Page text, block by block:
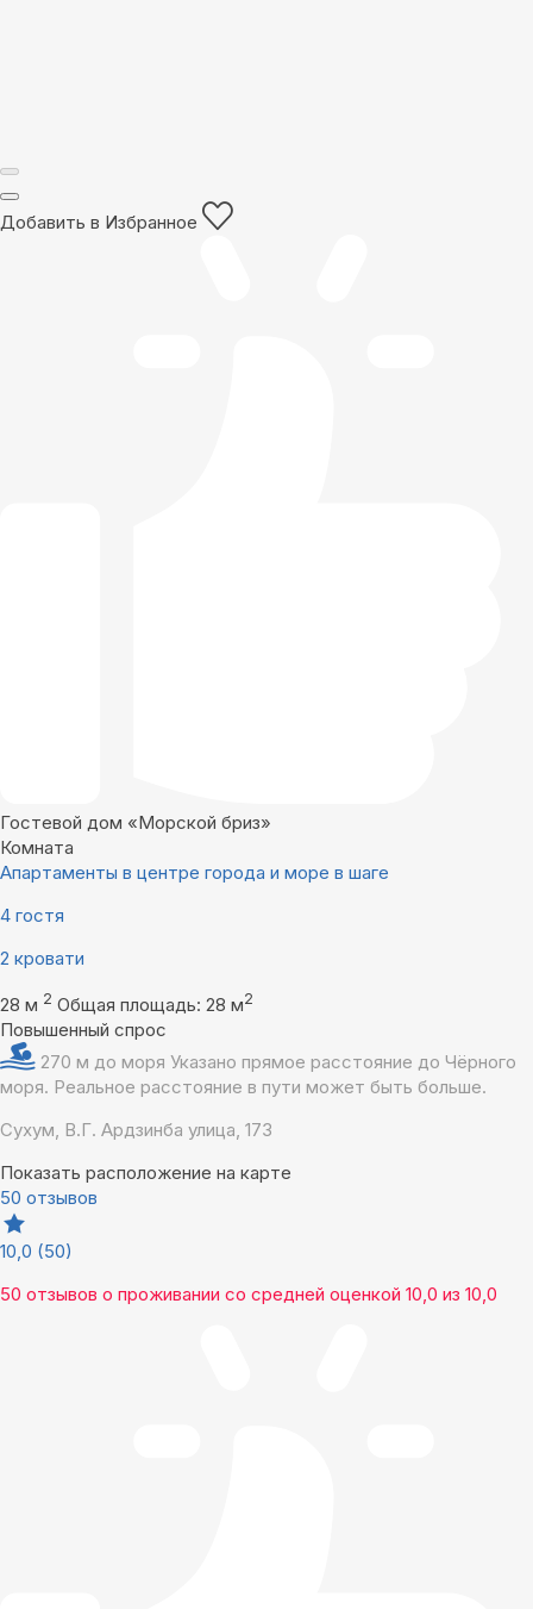
Добавить в Избранное
Гостевой дом «Морской бриз»
Комната
Апартаменты в центре города и море в шаге
4 гостя
2 кровати
28 м 2 Общая площадь: 28 м2
Повышенный спрос
270 м до моря Указано прямое расстояние до Чёрного
моря. Реальное расстояние в пути может быть больше.
Сухум, В.Г. Ардзинба улица, 173
Показать расположение на карте
50 отзывов
10,0 (50)
50 отзывов о проживании со средней оценкой 10,0 из 10,0